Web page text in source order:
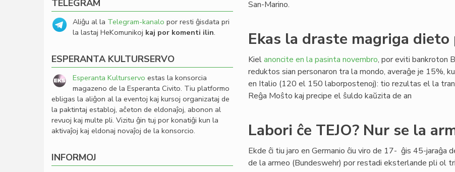
San-Marino.
Ekas la draste magriga
Kielanoncite en la pasinta novembro, por eviti bankroton
reduktos sian personaron tra la mondo, averaĝe je 15%,
en Italio (120 el 150 laborpostenoj): tio rezultas el la
Reĝa Moŝto kaj precipe el ŝuldo kaŭzita de an
Labori ĉe TEJO? Nur se la
Ekde ĉi tiu jaro en Germanio ĉiu viro de 17- ĝis 45-jaraĝa
de la armeo (Bundeswehr) por restadi eksterlande pli ol
TELEGRAM
Aliĝu al la Telegram-kanalo por resti ĝisdata pri
la lastaj HeKomunikoj kaj por komenti ilin.
ESPERANTA KULTURSERVO
Esperanta Kulturservo estas la konsorcia
magazeno de la Esperanta Civito. Tiu platformo
ebligas la aliĝon al la eventoj kaj kursoj organizataj de
la paktintaj establoj, aĉeton de eldonaĵoj, abonon al
revuoj kaj multe pli. Vizitu ĝin tuj por konatiĝi kun la
aktivaĵoj kaj eldonaj novaĵoj de la konsorcio.
INFORMOJ